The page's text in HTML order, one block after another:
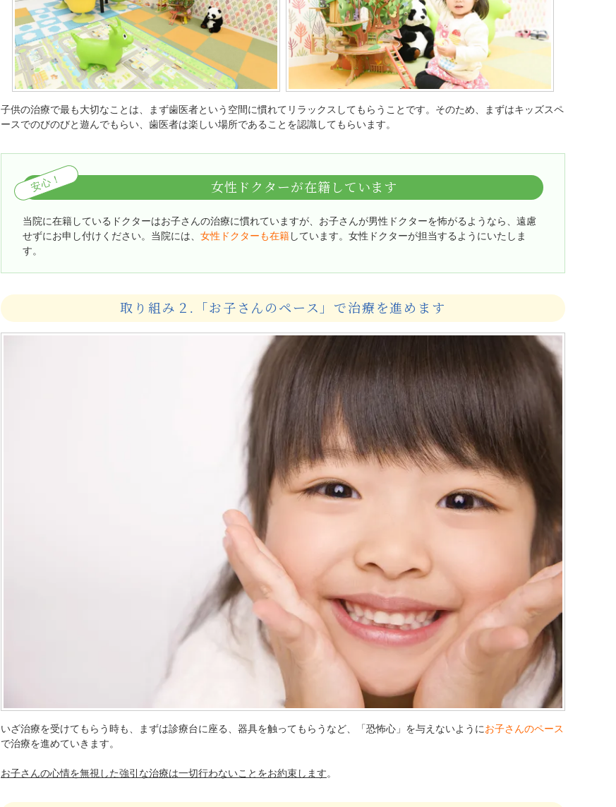
子供の治療で最も大切なことは、まず歯医者という空間に慣れてリラックスしてもらうことです。そのため、まずはキッズスペ
ースでのびのびと遊んでもらい、歯医者は楽しい場所であることを認識してもらいます。
安心！ 女性ドクターが在籍しています
当院に在籍しているドクターはお子さんの治療に慣れていますが、お子さんが男性ドクターを怖がるようなら、遠慮
せずにお申し付けください。当院には、 女性ドクターも在籍しています。女性ドクターが担当するようにいたしま
す。
取り組み２.「お子さんのペース」で治療を進めます
いざ治療を受けてもらう時も、まずは診療台に座る、器具を触ってもらうなど、「恐怖心」を与えないようにお子さんのペース
で治療を進めていきます。
お子さんの心情を無視した強引な治療は一切行わないことをお約束します。